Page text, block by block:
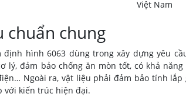
Việt Nam
chuẩn chung
định hình 6063 dùng trong xây dựng yêu
lý, đảm bảo chống ăn mòn tốt, có khả
Ngoài ra, vật liệu phải đảm bảo tính
với kiến trúc hiện đại.